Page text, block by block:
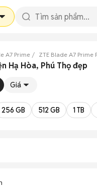
A7 Prime ZTE Blade A7 Prime
Hạ Hòa, Phú Thọ đẹp
Giá
256 GB 512 GB 1 TB